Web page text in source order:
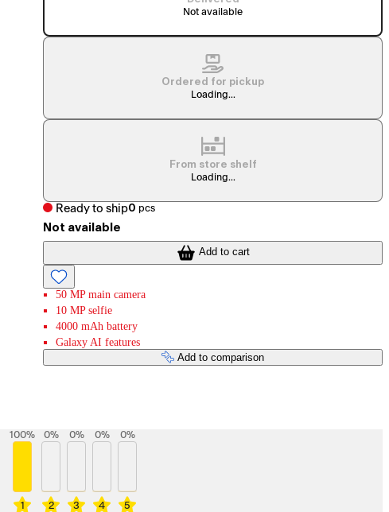
Not available
Ordered for pickup
Loading...
From store shelf
Loading...
Ready to ship0 pcs
Not available
Add to cart
50 MP main camera
10 MP selfie
4000 mAh battery
Galaxy AI features
Add to comparison
1
100%
2
0%
3
0%
4
0%
5
0%